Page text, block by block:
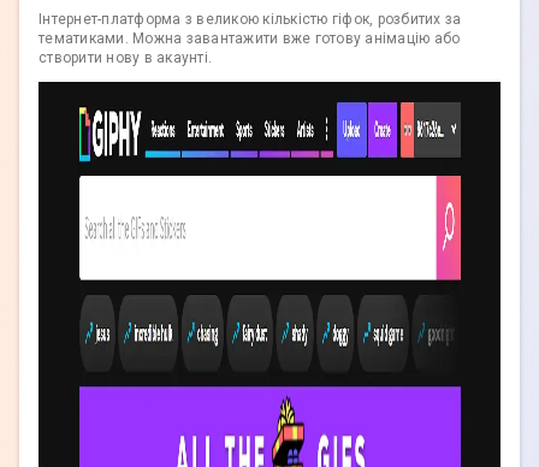
Інтернет-платформа з великою кількістю гіфок, розбитих за
тематиками. Можна завантажити вже готову анімацію або
створити нову в акаунті.